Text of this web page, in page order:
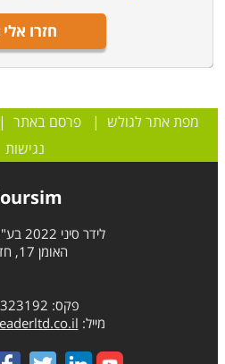
חזרו אלי
מפת אתר לגולש |פרסם באתר
נגישות
לידר סיני 2022 בע"מ (קורסים)
האומן 17, חדרה
פקס: 04-6323192
מייל: